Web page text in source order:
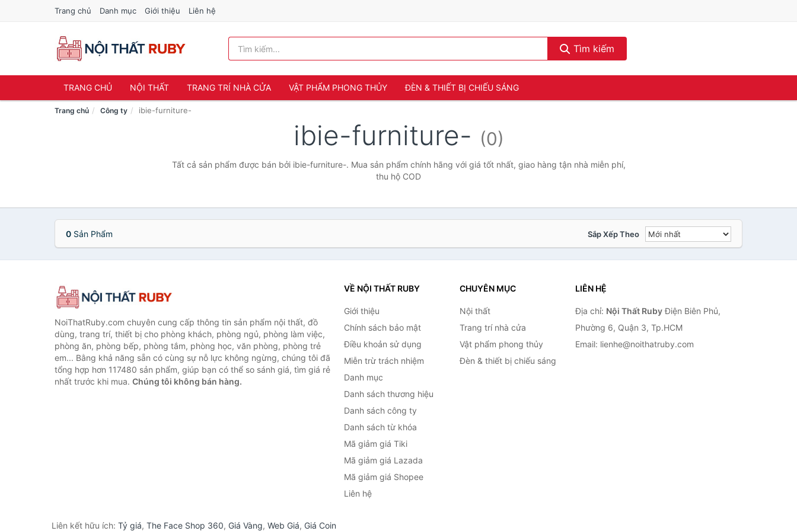
Trang chủ Danh mục Giới thiệu Liên hệ
Tìm kiếm
TRANG CHỦ NỘI THẤT TRANG TRÍ NHÀ CỬA VẬT PHẨM PHONG THỦY ĐÈN & THIẾT BỊ CHIẾU SÁNG
Trang chủ Công ty ibie-furniture-
ibie-furniture- (0)
Tất cả sản phẩm được bán bởi ibie-furniture-. Mua sản phẩm chính hãng với giá tốt nhất, giao hàng tận nhà miễn phí,
thu hộ COD
0 Sản Phẩm Sắp Xếp Theo
NoiThatRuby.com chuyên cung cấp thông tin sản phẩm nội thất, đồ
dùng, trang trí, thiết bị cho phòng khách, phòng ngủ, phòng làm việc,
phòng ăn, phòng bếp, phòng tắm, phòng học, văn phòng, phòng trẻ
em... Bằng khả năng sẵn có cùng sự nỗ lực không ngừng, chúng tôi đã
tổng hợp hơn 117480 sản phẩm, giúp bạn có thể so sánh giá, tìm giá rẻ
nhất trước khi mua. Chúng tôi không bán hàng.
VỀ NỘI THẤT RUBY
Giới thiệu
Chính sách bảo mật
Điều khoản sử dụng
Miễn trừ trách nhiệm
Danh mục
Danh sách thương hiệu
Danh sách công ty
Danh sách từ khóa
Mã giảm giá Tiki
Mã giảm giá Lazada
Mã giảm giá Shopee
Liên hệ
CHUYÊN MỤC
Nội thất
Trang trí nhà cửa
Vật phẩm phong thủy
Đèn & thiết bị chiếu sáng
LIÊN HỆ
Địa chỉ: Nội Thất RubyĐiện Biên Phủ,
Phường 6, Quận 3, Tp.HCM
Email: lienhe@noithatruby.com
Liên kết hữu ích: Tỷ giá, The Face Shop 360, Giá Vàng, Web Giá, Giá Coin